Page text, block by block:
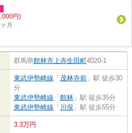
円)
月
群馬県館林市上赤生田町4020-1
東武伊勢崎線 「 茂林寺前 」駅 徒歩30
分
東武伊勢崎線 「 館林 」駅 徒歩35分
東武伊勢崎線 「 川俣 」駅 徒歩55分
3.3万円